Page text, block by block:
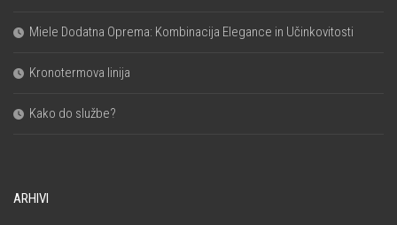
Miele Dodatna Oprema: Kombinacija Elegance in Učinkovitosti
Kronotermova linija
Kako do službe?
ARHIVI